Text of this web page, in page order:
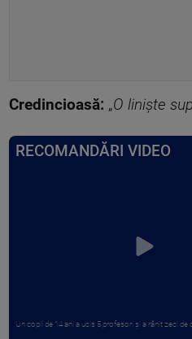
Credincioasă: „O liniște
RECOMANDĂRI VIDEO
Un copil de 14 ani a ucis 5 profesori și a rănit zeci de